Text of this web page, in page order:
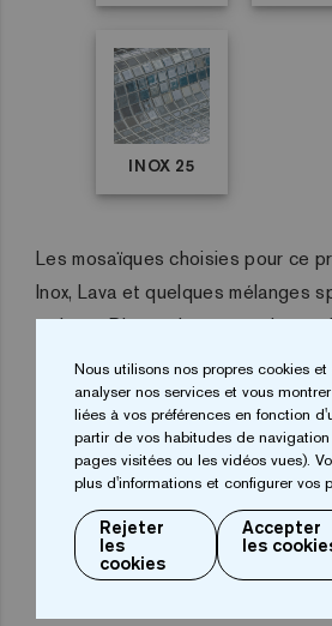
INOX 25
Les mosaïques choisies pour ce
Inox, Lava et quelques mélanges
et Lava. Diamond est un mélange
couleur blanche avec et sans
quant à elle, est une mosaïque
métallisés. Ces mosaïques des
Metalont été utilisées parce que
spéciaux mettent en valeur le
Nous utilisons nos propres cookies
analyser nos services et vous
liées à vos préférences en fonction
partir de vos habitudes de
pages visitées ou les vidéos vues).
plus d'informations et configurer vos
Rejeter
les
cookies
Accepter
les